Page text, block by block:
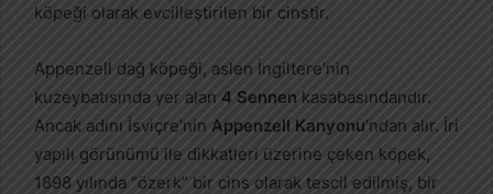
n
d
e
r
m
köpeği olarak evcilleştirilen bir cinstir.
Appenzell dağ köpeği, aslen İngiltere’nin
kuzeybatısında yer alan 4 Sennen kasabasındandır.
Ancak adını İsviçre’nin Appenzell Kanyonu’ndan alır. İri
yapılı görünümü ile dikkatleri üzerine çeken köpek,
1898 yılında “özerk” bir cins olarak tescil edilmiş, bir